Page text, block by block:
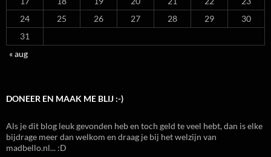
24
25 26 27 28 29
30
31
« aug
DONEER EN MAAK ME BLIJ :-)
Als je dit blog leuk gevonden heb en toch geld te veel hebt, dan is elke
bijdrage meer dan welkom en draag je bij het welzijn van
madbello.nl... :D